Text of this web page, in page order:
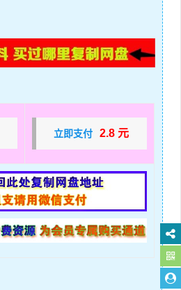
立即支付 2.8 元